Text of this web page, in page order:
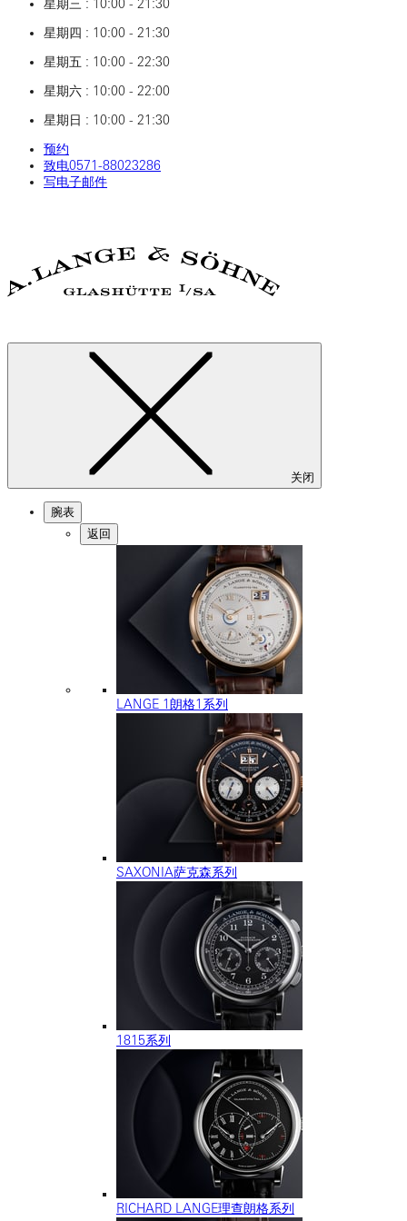
星期三 : 10:00 - 21:30
星期四 : 10:00 - 21:30
星期五 : 10:00 - 22:30
星期六 : 10:00 - 22:00
星期日 : 10:00 - 21:30
预约
致电‎0571‎-88023286
写电子邮件
关闭
腕表
返回
LANGE 1朗格1系列
SAXONIA萨克森系列
1815系列
RICHARD LANGE理查朗格系列